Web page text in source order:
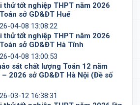
thử tốt nghiệp THPT năm 2026
sở GD&ĐT Huế
04-08 13:08:22
thử tốt nghiệp THPT năm 2026
sở GD&ĐT Hà Tĩnh
04-08 13:00:53
sát chất lượng Toán 12 năm
– 2026 sở GD&ĐT Hà Nội (Đề số
03-12 16:38:31